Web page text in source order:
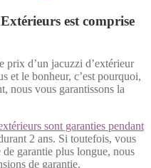
est comprise
prix d’un jacuzzi d’extérieur
et le bonheur, c’est pourquoi,
nous vous garantissons la
sont garanties pendant
2 ans. Si toutefois, vous
garantie plus longue, nous
de garantie.